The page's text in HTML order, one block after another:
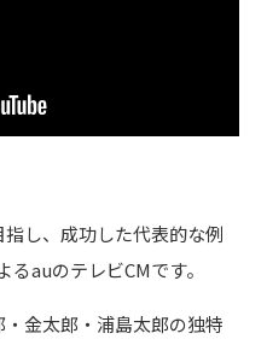
し、成功した代表的な例
auのテレビCMです。
金太郎・浦島太郎の独特